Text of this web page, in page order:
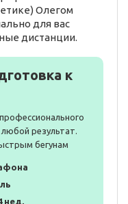
Олегом
для вас
дистанции.
к
результат.
бегунам
нед.